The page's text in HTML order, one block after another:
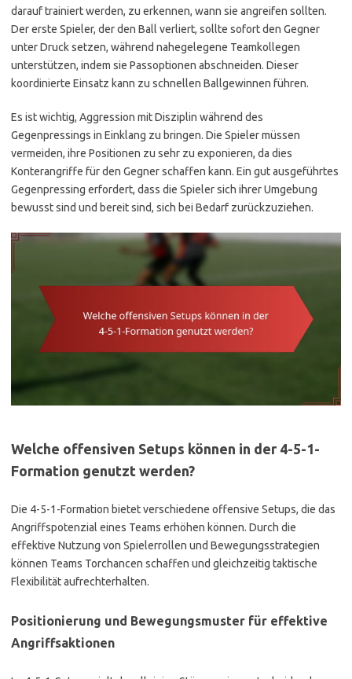
darauf trainiert werden, zu erkennen, wann sie angreifen sollten.
Der erste Spieler, der den Ball verliert, sollte sofort den Gegner
unter Druck setzen, während nahegelegene Teamkollegen
unterstützen, indem sie Passoptionen abschneiden. Dieser
koordinierte Einsatz kann zu schnellen Ballgewinnen führen.
Es ist wichtig, Aggression mit Disziplin während des
Gegenpressings in Einklang zu bringen. Die Spieler müssen
vermeiden, ihre Positionen zu sehr zu exponieren, da dies
Konterangriffe für den Gegner schaffen kann. Ein gut ausgeführtes
Gegenpressing erfordert, dass die Spieler sich ihrer Umgebung
bewusst sind und bereit sind, sich bei Bedarf zurückzuziehen.
Welche offensiven Setups können in der 4-5-1-
Formation genutzt werden?
Die 4-5-1-Formation bietet verschiedene offensive Setups, die das
Angriffspotenzial eines Teams erhöhen können. Durch die
effektive Nutzung von Spielerrollen und Bewegungsstrategien
können Teams Torchancen schaffen und gleichzeitig taktische
Flexibilität aufrechterhalten.
Positionierung und Bewegungsmuster für effektive
Angriffsaktionen